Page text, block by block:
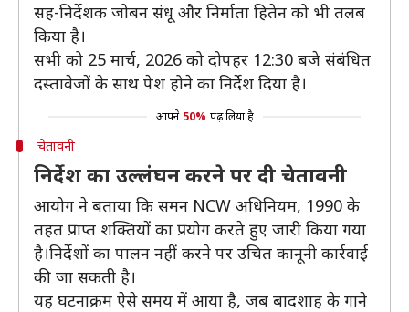
सह-निर्देशक जोबन संधू और निर्माता हितेन को भी तलब
किया है।
सभी को 25 मार्च, 2026 को दोपहर 12:30 बजे संबंधित
दस्तावेजों के साथ पेश होने का निर्देश दिया है।
आपने 50% पढ़ लिया है
चेतावनी
निर्देश का उल्लंघन करने पर दी चेतावनी
आयोग ने बताया कि समन NCW अधिनियम, 1990 के
तहत प्राप्त शक्तियों का प्रयोग करते हुए जारी किया गया
है।निर्देशों का पालन नहीं करने पर उचित कानूनी कार्रवाई
की जा सकती है।
यह घटनाक्रम ऐसे समय में आया है, जब बादशाह के गाने